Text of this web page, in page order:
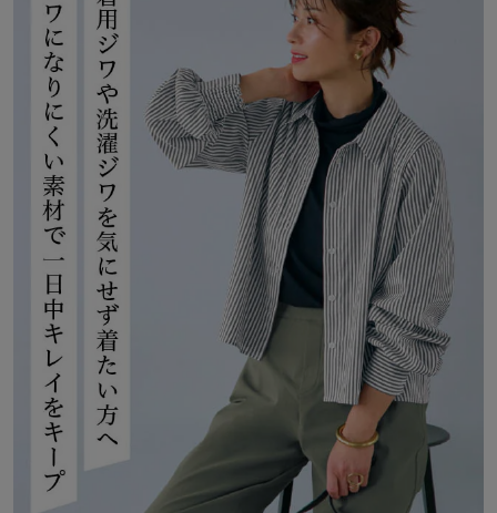
トレンドを適度に取り入れながら、素材・仕立て・シルエットに至
るまで、大人の女性にふさわしいクオリティを追求し、お洒落が楽
しくなるスタイルをお届けします。